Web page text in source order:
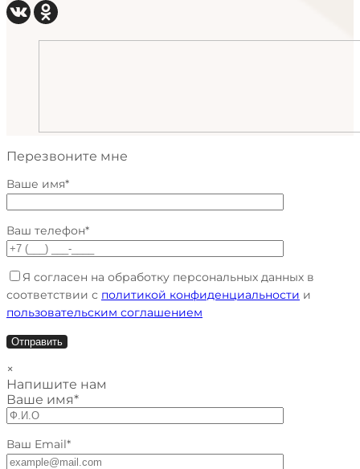
Перезвоните мне
Ваше имя*
Ваш телефон*
Я согласен на обработку персональных данных в
соответствии с политикой конфиденциальности и
пользовательским соглашением
×
Напишите нам
Ваше имя*
Ваш Email*